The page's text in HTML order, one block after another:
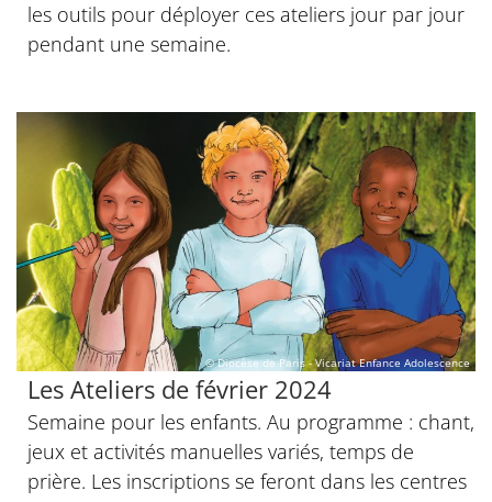
les outils pour déployer ces ateliers jour par jour
pendant une semaine.
© Diocèse de Paris - Vicariat Enfance Adolescence
Les Ateliers de février 2024
Semaine pour les enfants. Au programme : chant,
jeux et activités manuelles variés, temps de
prière. Les inscriptions se feront dans les centres